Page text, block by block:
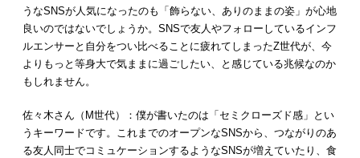
うなSNSが人気になったのも「飾らない、ありのままの姿」が心地
良いのではないでしょうか。SNSで友人やフォローしているインフ
ルエンサーと自分をつい比べることに疲れてしまったZ世代が、今
よりもっと等身大で気ままに過ごしたい、と感じている兆候なのか
もしれません。
佐々木さん（M世代）：僕が書いたのは「セミクローズド感」とい
うキーワードです。これまでのオープンなSNSから、つながりのあ
る友人同士でコミュケーションするようなSNSが増えていたり、食